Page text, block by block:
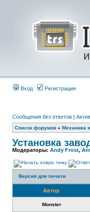
Вход Регистрация
Сообщения без ответов |
Список форумов » Механика
Установка
Модераторы: Andy Frost,
Версия для печати
Автор
Monster